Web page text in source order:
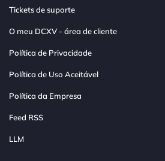
Tickets de suporte
O meu DCXV - área de cliente
Política de Privacidade
Política de Uso Aceitável
Política da Empresa
Feed RSS
LLM